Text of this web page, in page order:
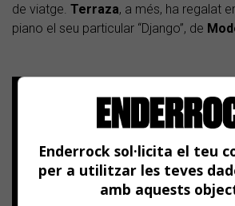
de viatge. Terraza, a més, ha regalat
piano el seu particular “Django”, de
Enderrock sol·licita el teu
per a utilitzar les teves
amb aquests